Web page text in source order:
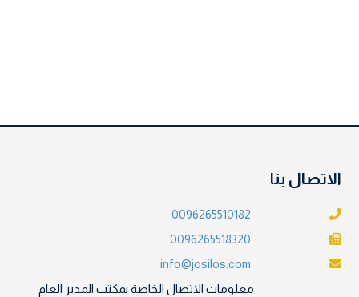
الاتصال بنا
0096265510182
0096265518320
info@josilos.com
معلومات الاتصال الخاصة بمكتب المدير العام